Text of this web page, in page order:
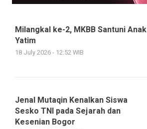
Milangkal ke-2, MKBB Santuni Anak
Yatim
18 July 2026 - 12:52 WIB
Jenal Mutaqin Kenalkan Siswa
Sesko TNI pada Sejarah dan
Kesenian Bogor